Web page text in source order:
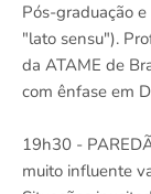
Pós-graduação
"lato sensu").
da ATAME de
com ênfase em
19h30 -
muito influente